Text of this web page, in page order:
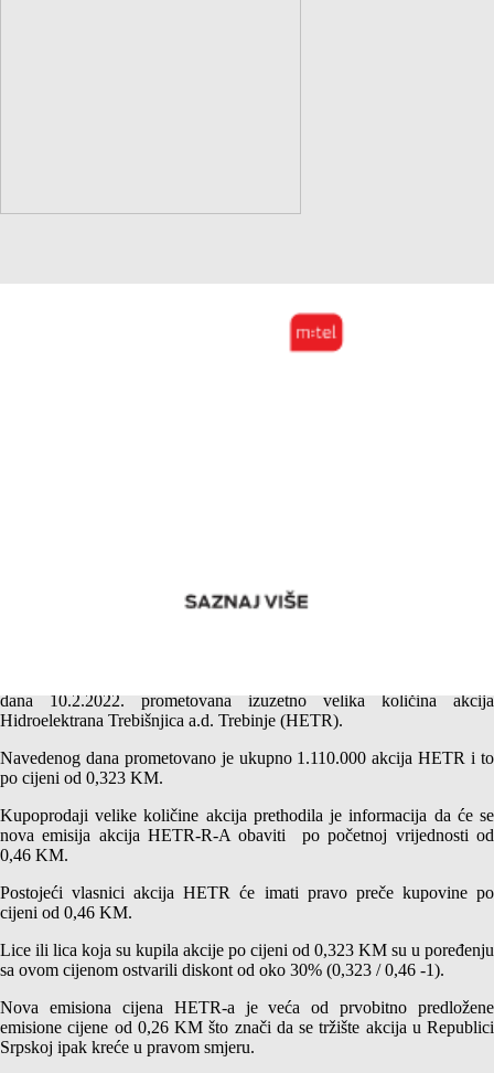
Nova emisiona cijena akcija Hidroelektrana Trebišnjica a.d.
dana 10.2.2022. prometovana izuzetno velika količina akcija
Hidroelektrana Trebišnjica a.d. Trebinje (HETR).
Navedenog dana prometovano je ukupno 1.110.000 akcija HETR i to
po cijeni od 0,323 KM.
Kupoprodaji velike količine akcija prethodila je informacija da će se
nova emisija akcija HETR-R-A obaviti po početnoj vrijednosti od
0,46 KM.
Postojeći vlasnici akcija HETR će imati pravo preče kupovine po
cijeni od 0,46 KM.
Lice ili lica koja su kupila akcije po cijeni od 0,323 KM su u poređenju
sa ovom cijenom ostvarili diskont od oko 30% (0,323 / 0,46 -1).
Nova emisiona cijena HETR-a je veća od prvobitno predložene
emisione cijene od 0,26 KM što znači da se tržište akcija u Republici
Srpskoj ipak kreće u pravom smjeru.